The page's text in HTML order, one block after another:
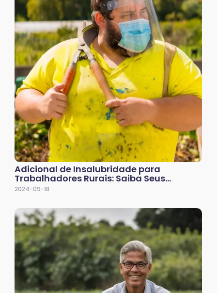
Adicional de Insalubridade para
Trabalhadores Rurais: Saiba Seus…
2024-09-18